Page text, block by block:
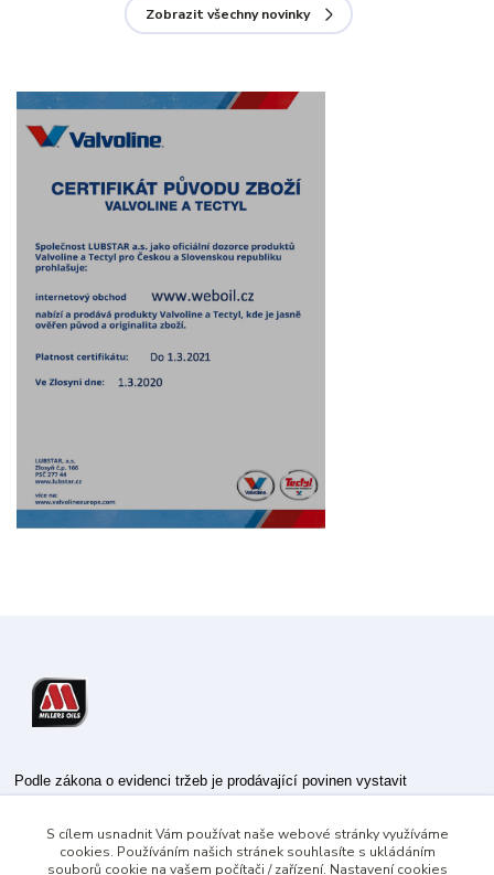
Zobrazit všechny novinky
Podle zákona o evidenci tržeb je prodávající povinen vystavit
Zároveň je povinen zaevidovat přijatou tržbu u správce daně online; v
případě technického výpadku pak nejpozději do 48 hodin.
S cílem usnadnit Vám používat naše webové stránky využíváme
cookies. Používáním našich stránek souhlasíte s ukládáním
souborů cookie na vašem počítači / zařízení. Nastavení cookies